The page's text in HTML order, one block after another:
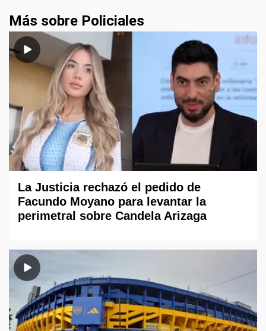
Más sobre Policiales
La Justicia rechazó el pedido de
Facundo Moyano para levantar la
perimetral sobre Candela Arizaga